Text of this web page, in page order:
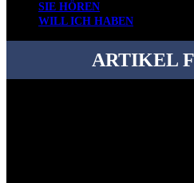
SIE HÖREN
WILL ICH HABEN
ARTIKEL